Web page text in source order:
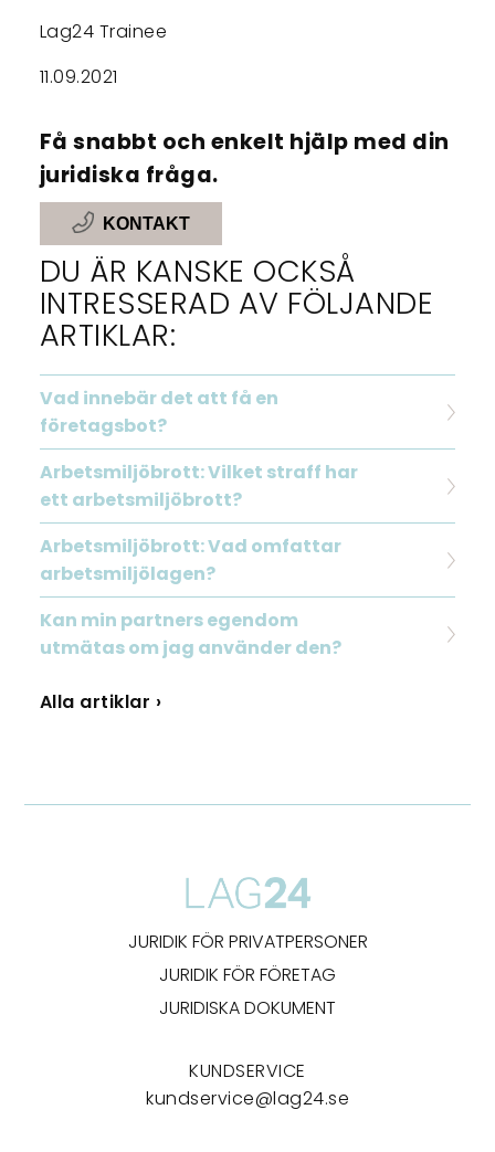
Lag24 Trainee
11.09.2021
Få snabbt och enkelt hjälp med din
juridiska fråga.
KONTAKT
DU ÄR KANSKE OCKSÅ
INTRESSERAD AV FÖLJANDE
ARTIKLAR:
Vad innebär det att få en
företagsbot?
Arbetsmiljöbrott: Vilket straff har
ett arbetsmiljöbrott?
Arbetsmiljöbrott: Vad omfattar
arbetsmiljölagen?
Kan min partners egendom
utmätas om jag använder den?
Alla artiklar ›
JURIDIK FÖR PRIVATPERSONER
JURIDIK FÖR FÖRETAG
JURIDISKA DOKUMENT
KUNDSERVICE
kundservice@lag24.se